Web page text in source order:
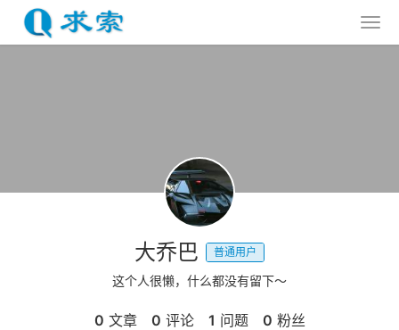
大乔巴 普通用户
这个人很懒，什么都没有留下～
0 文章 0 评论 1 问题 0 粉丝